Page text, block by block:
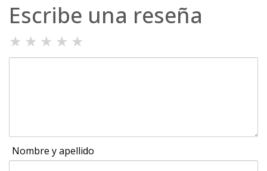
Escribe una reseña
★ ★ ★ ★ ★
Nombre y apellido